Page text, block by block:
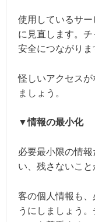
使用しているサ
に見直します。
安全につながりま
怪しいアクセス
ましょう。
▼情報の最小化
必要最小限の情
い、残さないこと
客の個人情報も
うにしましょう